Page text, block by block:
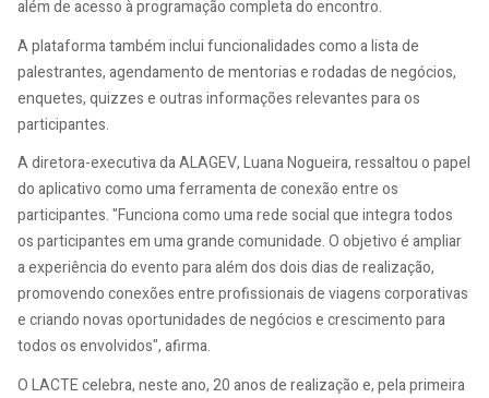
além de acesso à programação completa do encontro.
A plataforma também inclui funcionalidades como a lista de
palestrantes, agendamento de mentorias e rodadas de negócios,
enquetes, quizzes e outras informações relevantes para os
participantes.
A diretora-executiva da ALAGEV, Luana Nogueira, ressaltou o papel
do aplicativo como uma ferramenta de conexão entre os
participantes. "Funciona como uma rede social que integra todos
os participantes em uma grande comunidade. O objetivo é ampliar
a experiência do evento para além dos dois dias de realização,
promovendo conexões entre profissionais de viagens corporativas
e criando novas oportunidades de negócios e crescimento para
todos os envolvidos", afirma.
O LACTE celebra, neste ano, 20 anos de realização e, pela primeira